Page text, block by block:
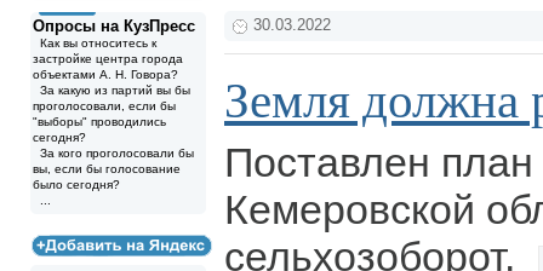
Опросы на КузПресс
Как вы относитесь к
застройке центра города
объектами А. Н. Говора?
За какую из партий вы бы
проголосовали, если бы
"выборы" проводились
сегодня?
За кого проголосовали бы
вы, если бы голосование
было сегодня?
30.03.2022
Земля должна
Поставлен
Кемеровской
сельхозоборот.